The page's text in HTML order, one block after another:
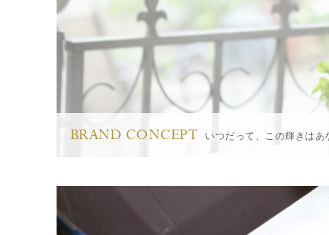
BRAND CONCEPT いつだって、この輝きはあ